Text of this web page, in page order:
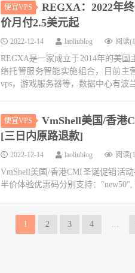
便宜VPS
REGXA：2022年
价月付2.5美元起
2022-12-14 laoliublog 阅读
REGXA是一家成立于2014年的美
络托管服务智能实施组合，目前主
vps，游戏服务器等，数据中心有波
便宜VPS
VmShell美国/香港
[三日内原路退款]
2022-12-14 laoliublog 阅读
VmShell美国/香港CMI圣诞促销活
半价体验优惠码分别支持："new50",
1 2 3 4